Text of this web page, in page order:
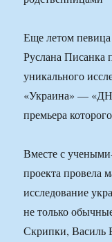
Еще летом
Руслана Писанка
уникального
«Украина» —
премьера
Вместе с
проекта провела
исследование
не только
Скрипки, Василь